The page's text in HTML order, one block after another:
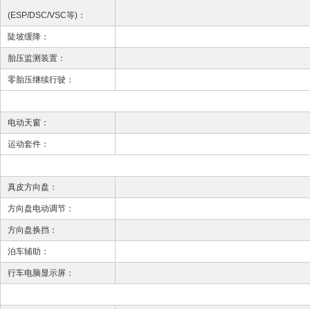
(ESP/DSC/VSC等)：
陡坡缓降：
胎压监测装置：
零胎压继续行驶：
电动天窗：
运动套件：
真皮方向盘：
方向盘电动调节：
方向盘换挡：
泊车辅助：
行车电脑显示屏：